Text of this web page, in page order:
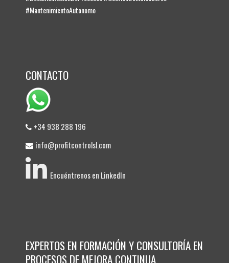
#MantenimientoAutonomo
CONTACTO
+34 938 288 196
info@profitcontrolsl.com
Encuéntrenos en LinkedIn
EXPERTOS EN FORMACIÓN Y CONSULTORÍA EN
PROCESOS DE MEJORA CONTINUA